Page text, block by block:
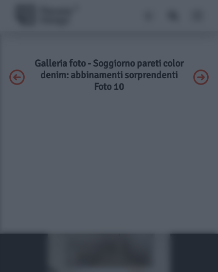
Galleria foto - Soggiorno pareti color
denim: abbinamenti sorprendenti
Foto 10